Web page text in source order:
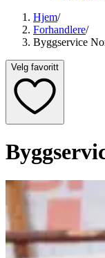
Hjem/
Forhandlere/
Byggservice
Velg favoritt